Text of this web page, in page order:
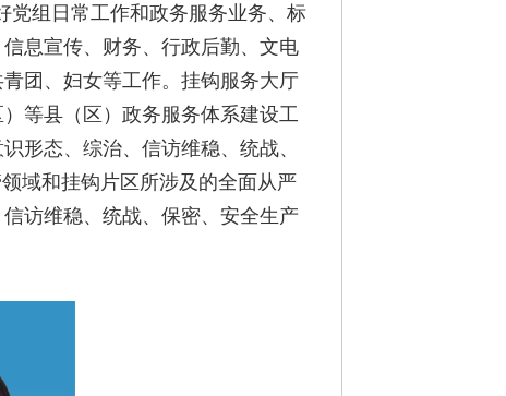
党组日常工作和政务服务业务、标
息宣传、财务、行政后勤、文电
团、妇女等工作。挂钩服务大厅
等县（区）政务服务体系建设工
形态、综治、信访维稳、统战、
域和挂钩片区所涉及的全面从严
访维稳、统战、保密、安全生产